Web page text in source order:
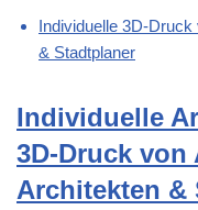
Individuelle 3D-
& Stadtplaner
Individuelle
3D-Druck
Architekten &